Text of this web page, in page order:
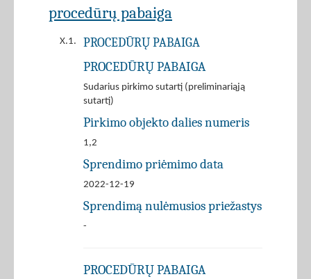
procedūrų pabaiga
X.1. PROCEDŪRŲ PABAIGA
PROCEDŪRŲ PABAIGA
Sudarius pirkimo sutartį (preliminariąją
sutartį)
Pirkimo objekto dalies numeris
1,2
Sprendimo priėmimo data
2022-12-19
Sprendimą nulėmusios priežastys
-
PROCEDŪRŲ PABAIGA